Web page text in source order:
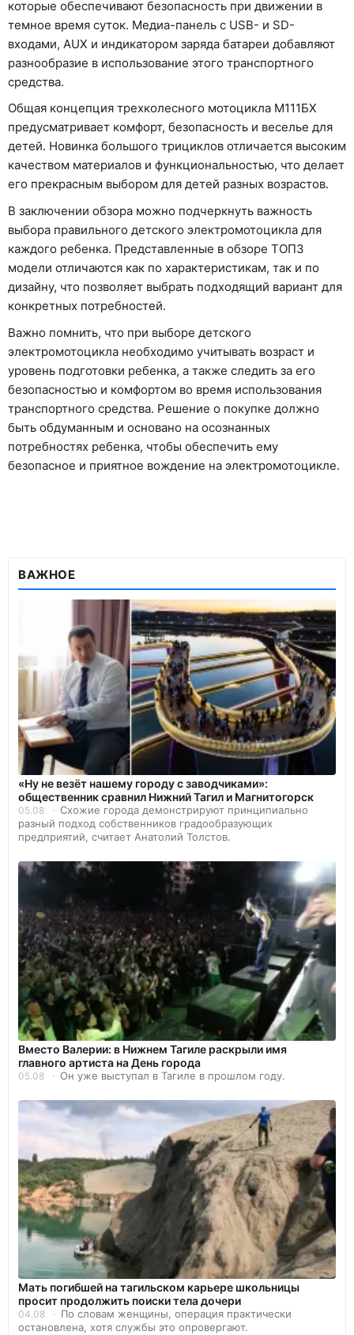
которые обеспечивают безопасность при движении в
темное время суток. Медиа-панель с USB- и SD-
входами, AUX и индикатором заряда батареи добавляют
разнообразие в использование этого транспортного
средства.
Общая концепция трехколесного мотоцикла М111БХ
предусматривает комфорт, безопасность и веселье для
детей. Новинка большого трициклов отличается высоким
качеством материалов и функциональностью, что делает
его прекрасным выбором для детей разных возрастов.
В заключении обзора можно подчеркнуть важность
выбора правильного детского электромотоцикла для
каждого ребенка. Представленные в обзоре ТОП3
модели отличаются как по характеристикам, так и по
дизайну, что позволяет выбрать подходящий вариант для
конкретных потребностей.
Важно помнить, что при выборе детского
электромотоцикла необходимо учитывать возраст и
уровень подготовки ребенка, а также следить за его
безопасностью и комфортом во время использования
транспортного средства. Решение о покупке должно
быть обдуманным и основано на осознанных
потребностях ребенка, чтобы обеспечить ему
безопасное и приятное вождение на электромотоцикле.
ВАЖНОЕ
«Ну не везёт нашему городу с заводчиками»:
общественник сравнил Нижний Тагил и Магнитогорск
05.08
Схожие города демонстрируют принципиально
разный подход собственников градообразующих
предприятий, считает Анатолий Толстов.
Вместо Валерии: в Нижнем Тагиле раскрыли имя
главного артиста на День города
05.08 Он уже выступал в Тагиле в прошлом году.
Мать погибшей на тагильском карьере школьницы
просит продолжить поиски тела дочери
04.08
По словам женщины, операция практически
остановлена, хотя службы это опровергают.